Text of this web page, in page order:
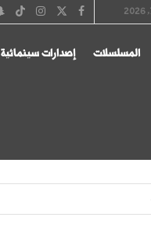
المسلسلات إصدارات سينمائية